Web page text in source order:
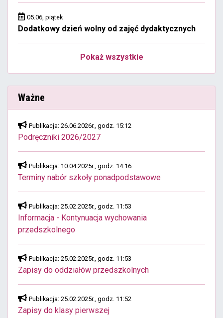
05.06, piątek
Dodatkowy dzień wolny od zajęć dydaktycznych
Pokaż wszystkie
Ważne
Publikacja: 26.06.2026r., godz. 15:12
Podręczniki 2026/2027
Publikacja: 10.04.2025r., godz. 14:16
Terminy nabór szkoły ponadpodstawowe
Publikacja: 25.02.2025r., godz. 11:53
Informacja - Kontynuacja wychowania
przedszkolnego
Publikacja: 25.02.2025r., godz. 11:53
Zapisy do oddziałów przedszkolnych
Publikacja: 25.02.2025r., godz. 11:52
Zapisy do klasy pierwszej